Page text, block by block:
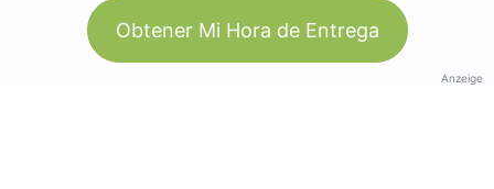
Obtener Mi Hora de Entrega
Anzeige